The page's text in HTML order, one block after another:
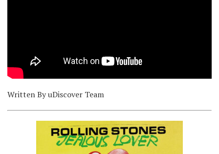
Written By uDiscover Team